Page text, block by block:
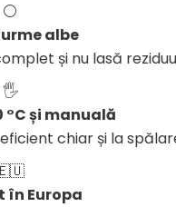
⚪
albe
și nu lasă
🖐️
°C și manuală
chiar și la
în Europa